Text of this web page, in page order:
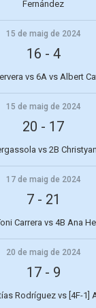
Fernández
15 de maig de 2024
16 - 4
vs 6A vs Albert
15 de maig de 2024
20 - 17
vs 2B
17 de maig de 2024
7- 21
Carrera vs 4B Ana
20 de maig de 2024
17- 9
Rodríguez vs [4F-